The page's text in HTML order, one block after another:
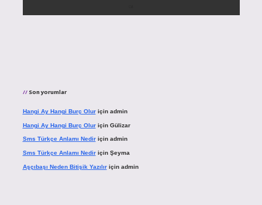
Son yorumlar
Hangi Ay Hangi Burç Oluriçin admin
Hangi Ay Hangi Burç Oluriçin Gülizar
Sms Türkçe Anlamı Nediriçin admin
Sms Türkçe Anlamı Nediriçin Şeyma
Aşçıbaşı Neden Bitişik Yazılıriçin admin